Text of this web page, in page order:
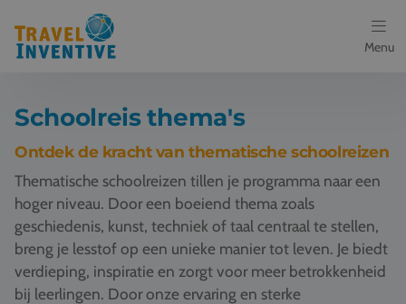
Menu
Bestemmingen
Schoolreis thema's
Voor docenten
Over ons
Een offerte aanvragen
Schoolreis thema's
Ontdek de kracht van thematische schoolreizen
Thematische schoolreizen tillen je programma naar een
hoger niveau. Door een boeiend thema zoals
geschiedenis, kunst, techniek of taal centraal te stellen,
breng je lesstof op een unieke manier tot leven. Je biedt
verdieping, inspiratie en zorgt voor meer betrokkenheid
bij leerlingen. Door onze ervaring en sterke